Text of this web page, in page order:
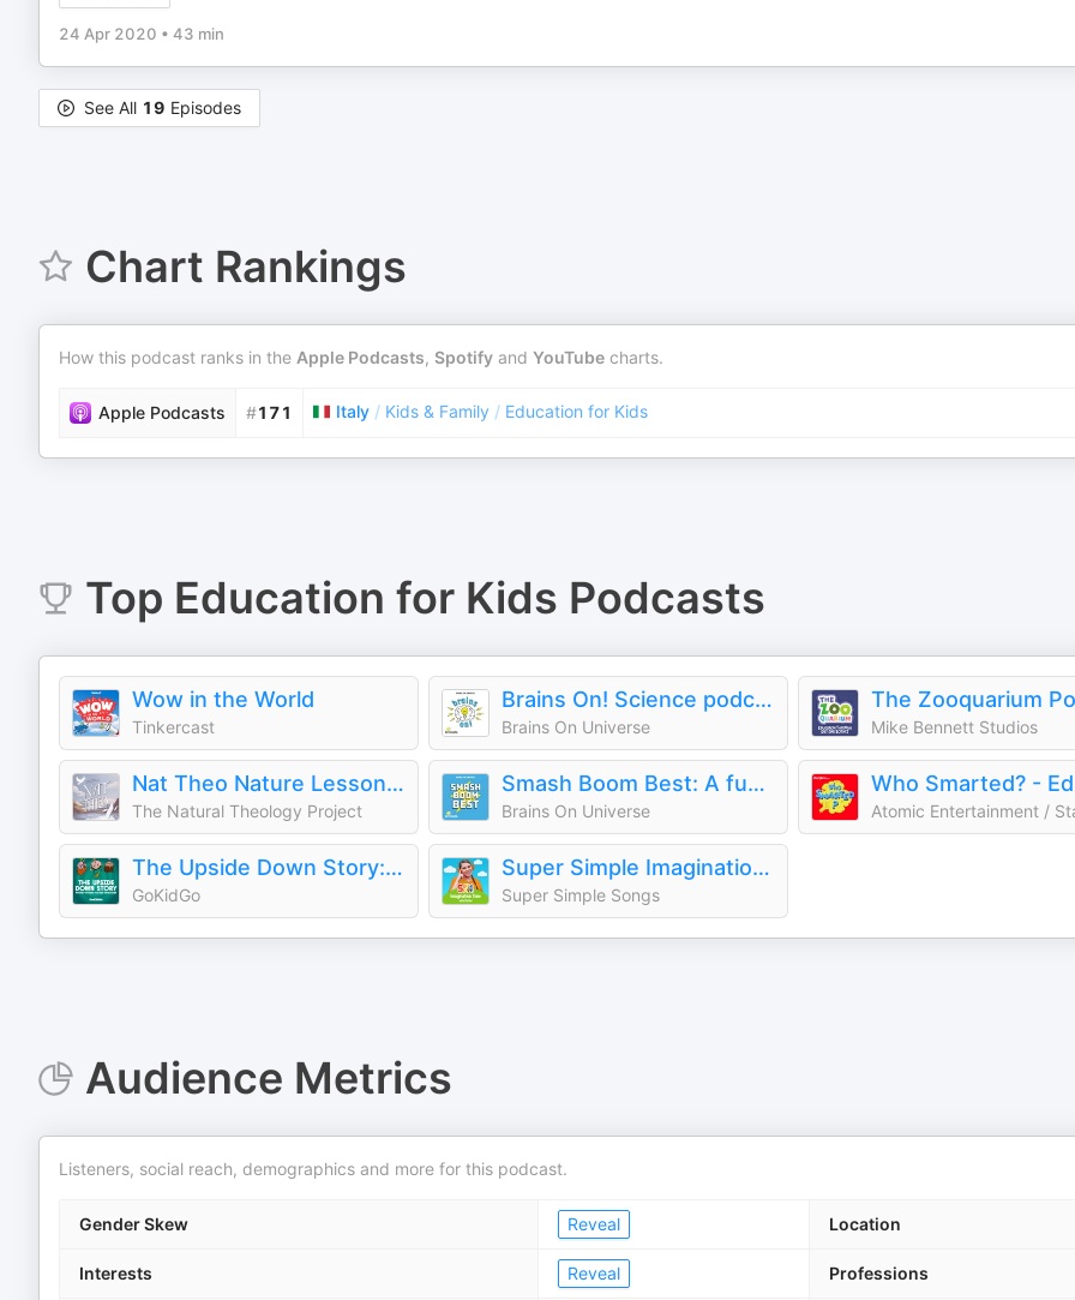
24 Apr 2020 • 43 min
See All 19 Episodes
Chart Rankings
How this podcast ranks in the Apple Podcasts, Spotify and YouTube charts.
Apple Podcasts #171 Italy / Kids & Family / Education for Kids
Top Education for Kids Podcasts
Wow in the World
Tinkercast
Brains On! Science podcast for kids
Brains On Universe
The Zooquarium
Mike Bennett Studios
Nat Theo Nature Lessons Rooted in the Bible
The Natural Theology Project
Smash Boom Best: A funny, smart debate show for kids and family
Brains On Universe
The Upside Down Story: Mystery Stories for Kid Detectives
GoKidGo
Super Simple Imagination Time With Caitie!
Super Simple Songs
Audience Metrics
Listeners, social reach, demographics and more for this podcast.
Gender Skew Reveal Location
Interests Reveal Professions